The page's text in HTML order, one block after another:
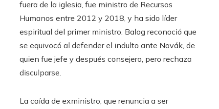
fuera de la iglesia, fue ministro de Recursos
Humanos entre 2012 y 2018, y ha sido líder
espiritual del primer ministro. Balog reconoció que
se equivocó al defender el indulto ante Novák, de
quien fue jefe y después consejero, pero rechaza
disculparse.
La caída de exministro, que renuncia a ser